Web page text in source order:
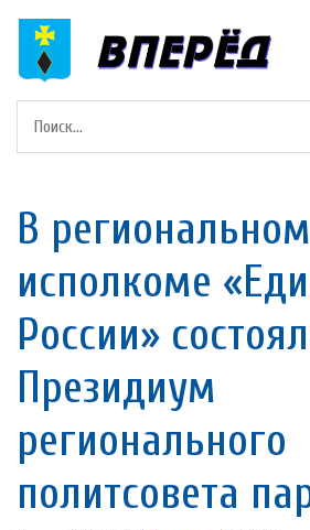
В региональном
исполкоме
России»
Президиум
регионального
политсовета